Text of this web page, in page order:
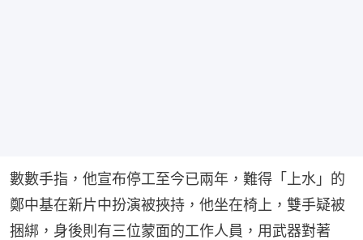
數數手指，他宣布停工至今已兩年，難得「上水」的
鄭中基在新片中扮演被挾持，他坐在椅上，雙手疑被
捆綁，身後則有三位蒙面的工作人員，用武器對著